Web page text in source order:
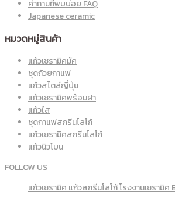
คำถามที่พบบ่อย FAQ
Japanese ceramic
หมวดหมู่สินค้า
แก้วเซรามิคมัค
ชุดถ้วยกาแฟ
แก้วสไตล์ญี่ปุ่น
แก้วเซรามิคพร้อมฝา
แก้วใส
ชุดกาแฟสกรีนโลโก้
แก้วเซรามิคสกรีนโลโก้
แก้วนิวโบน
FOLLOW US
แก้วเซรามิค แก้วสกรีนโลโก้ โรงงานเซรามิ